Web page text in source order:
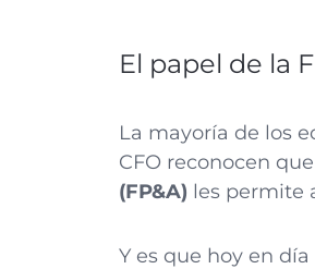
El papel de la
La mayoría de los
CFO reconocen que
(FP&A) les permite
Y es que hoy en día